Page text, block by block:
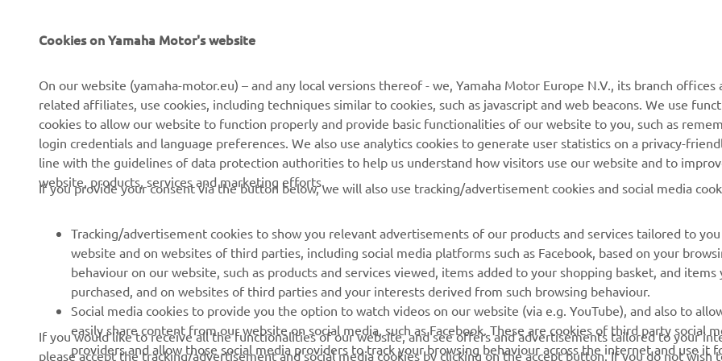
News
Brochures
Working at Yamaha
Become a Dealer
Human Rights Policy
Sustainability Basic Policy
eBike systems
Authorities
Golfcourses
Driving schools
Robotics
Partnerships
Technical information for
independent dealers
MyYamaha
Yamaha Music
Yamaha Racing
Mobile Apps
Book Maintenance
Cookies on Yamaha Motor's website
On our website (yamaha-motor.eu) – and any local versions thereof - we, Yamaha Motor Europe N.V., its branch offices
related affiliates, use cookies, including techniques similar to cookies, such as javascript and web beacons. We use
cookies to allow our website to function properly and provide basic functionalities of our website to you, such as
login credentials and language preferences. We also use analytics cookies to generate user statistics on a privacy-
line with the guidelines of data protection authorities to help us understand how visitors use our website and to
website, products, services and marketing efforts.
If you provide your consent via the button below, we will also use tracking/advertisement cookies and social media
Tracking/advertisement cookies to show you relevant advertisements of our products and services tailored to
website and on websites of third parties, including social media platforms such as Facebook, based on your
behaviour on our website, such as products and services viewed, items added to your shopping basket, and items
purchased, and on websites of third parties and your interests derived from such browsing behaviour.
Social media cookies to provide you the option to watch videos on our website (via e.g. YouTube), and also to
easily share content from our website on social media, such as Facebook. These are cookies of third party social
providers and allow those social media providers to track your browsing behaviour across the internet and use it
If you would like to receive all the functionalities of our website, and see offers and advertisements tailored to your
please accept the tracking/advertisement and social media cookies by clicking on the accept button. If you do not wish